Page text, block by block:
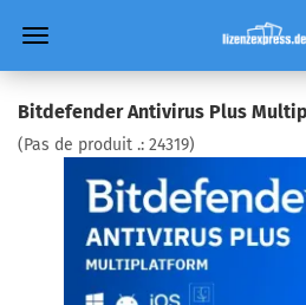
Bitdefender Antivirus Plus
(Pas de produit .: 24319)